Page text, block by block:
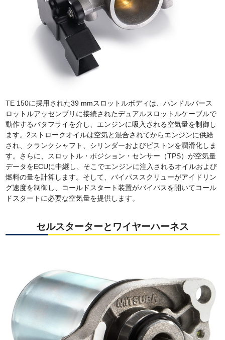
TE 150に採用された39 mmスロットルボディは、ハンドルバース
ロットルアッセンブリに接続されたデュアルスロットルケーブルで
動作するバタフライを介し、エンジンに吸入される空気量を制御し
ます。2ストロークオイルは空気と混合されてからエンジンに供給
され、クランクシャフト、シリンダーおよびピストンを潤滑化しま
す。さらに、スロットル・ポジション・センサー（TPS）が空気量
データをECUに中継し、そこでエンジンに注入されるオイルおよび
燃料の量を計算します。そして、バイパススクリューがアイドリン
グ速度を制御し、コールドスタート装置がバイパスを開いてコール
ドスタートに必要な空気量を提供します。
セルスターターとワイヤーハーネス